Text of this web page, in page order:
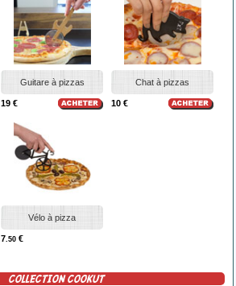
Guitare à pizzas
19 €
Chat à pizzas
10 €
Vélo à pizza
7.50 €
COLLECTION COOKUT